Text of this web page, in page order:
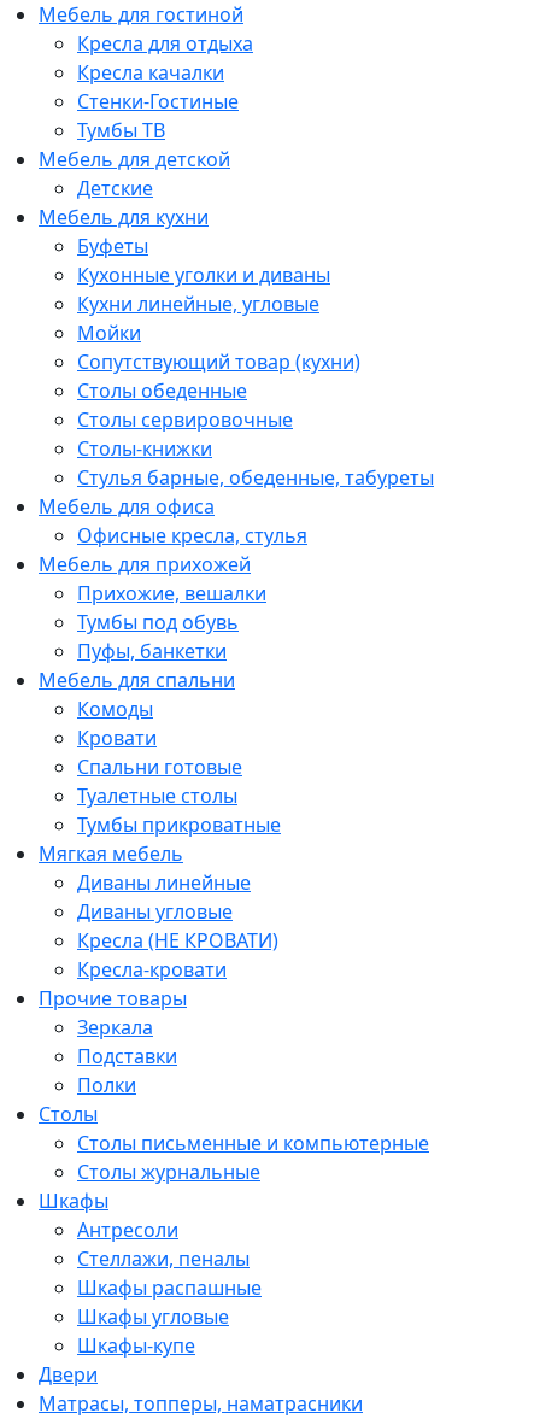
Мебель для гостиной
Кресла для отдыха
Кресла качалки
Стенки-Гостиные
Тумбы ТВ
Мебель для детской
Детские
Мебель для кухни
Буфеты
Кухонные уголки и диваны
Кухни линейные, угловые
Мойки
Сопутствующий товар (кухни)
Столы обеденные
Столы сервировочные
Столы-книжки
Стулья барные, обеденные, табуреты
Мебель для офиса
Офисные кресла, стулья
Мебель для прихожей
Прихожие, вешалки
Тумбы под обувь
Пуфы, банкетки
Мебель для спальни
Комоды
Кровати
Спальни готовые
Туалетные столы
Тумбы прикроватные
Мягкая мебель
Диваны линейные
Диваны угловые
Кресла (НЕ КРОВАТИ)
Кресла-кровати
Прочие товары
Зеркала
Подставки
Полки
Столы
Столы письменные и компьютерные
Столы журнальные
Шкафы
Антресоли
Стеллажи, пеналы
Шкафы распашные
Шкафы угловые
Шкафы-купе
Двери
Матрасы, топперы, наматрасники